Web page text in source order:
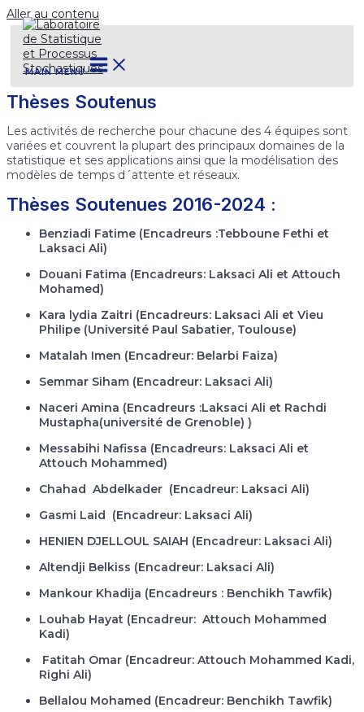
Aller au contenu
MAIN MENU
Thèses Soutenus
Les activités de recherche pour chacune des 4 équipes sont
variées et couvrent la plupart des principaux domaines de la
statistique et ses applications ainsi que la modélisation des
modèles de temps d´attente et réseaux.
Thèses Soutenues 2016-2024 :
Benziadi Fatime (Encadreurs :Tebboune Fethi et
Laksaci Ali)
Douani Fatima (Encadreurs: Laksaci Ali et Attouch
Mohamed)
Kara lydia Zaitri (Encadreurs: Laksaci Ali et Vieu
Philipe (Université Paul Sabatier, Toulouse)
Matalah Imen (Encadreur: Belarbi Faiza)
Semmar Siham (Encadreur: Laksaci Ali)
Naceri Amina (Encadreurs :Laksaci Ali et Rachdi
Mustapha(université de Grenoble) )
Messabihi Nafissa (Encadreurs: Laksaci Ali et
Attouch Mohammed)
Chahad Abdelkader (Encadreur: Laksaci Ali)
Gasmi Laid (Encadreur: Laksaci Ali)
HENIEN DJELLOUL SAIAH (Encadreur: Laksaci Ali)
Altendji Belkiss (Encadreur: Laksaci Ali)
Mankour Khadija (Encadreurs : Benchikh Tawfik)
Louhab Hayat (Encadreur: Attouch Mohammed
Kadi)
Fatitah Omar (Encadreur: Attouch Mohammed Kadi,
Righi Ali)
Bellalou Mohamed (Encadreur: Benchikh Tawfik)